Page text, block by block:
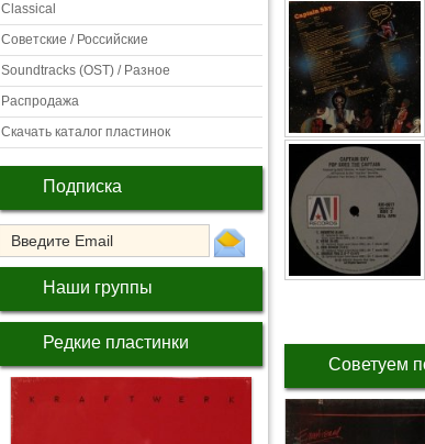
Classical
Советские / Российские
Soundtracks (OST) / Разное
Распродажа
Скачать каталог пластинок
Подписка
Наши группы
Редкие пластинки
Советуем